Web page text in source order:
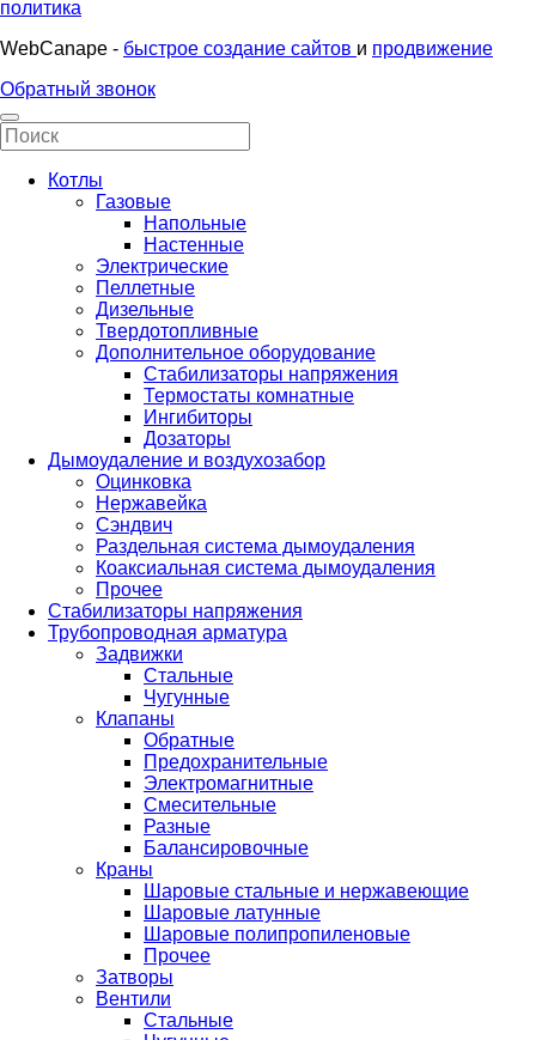
политика
WebCanape - быстрое создание сайтов и продвижение
Обратный звонок
Котлы
Газовые
Напольные
Настенные
Электрические
Пеллетные
Дизельные
Твердотопливные
Дополнительное оборудование
Стабилизаторы напряжения
Термостаты комнатные
Ингибиторы
Дозаторы
Дымоудаление и воздухозабор
Оцинковка
Нержавейка
Сэндвич
Раздельная система дымоудаления
Коаксиальная система дымоудаления
Прочее
Стабилизаторы напряжения
Трубопроводная арматура
Задвижки
Стальные
Чугунные
Клапаны
Обратные
Предохранительные
Электромагнитные
Смесительные
Разные
Балансировочные
Краны
Шаровые стальные и нержавеющие
Шаровые латунные
Шаровые полипропиленовые
Прочее
Затворы
Вентили
Стальные